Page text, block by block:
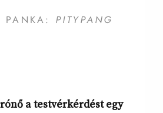
PANKA: PITYPANG
a testvérkérdést egy